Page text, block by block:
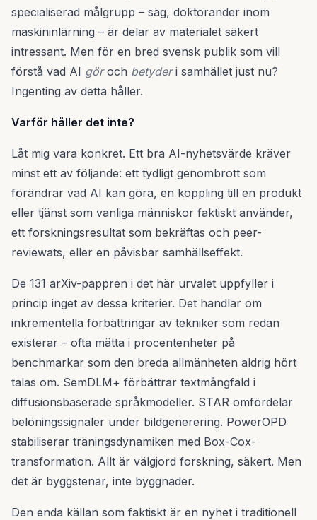
specialiserad målgrupp – säg, doktorander inom
maskininlärning – är delar av materialet säkert
intressant. Men för en bred svensk publik som vill
förstå vad AI göroch betyderi samhället just nu?
Ingenting av detta håller.
Varför håller det inte?
Låt mig vara konkret. Ett bra AI-nyhetsvärde kräver
minst ett av följande: ett tydligt genombrott som
förändrar vad AI kan göra, en koppling till en produkt
eller tjänst som vanliga människor faktiskt använder,
ett forskningsresultat som bekräftas och peer-
reviewats, eller en påvisbar samhällseffekt.
De 131 arXiv-pappren i det här urvalet uppfyller i
princip inget av dessa kriterier. Det handlar om
inkrementella förbättringar av tekniker som redan
existerar – ofta mätta i procentenheter på
benchmarkar som den breda allmänheten aldrig hört
talas om. SemDLM+ förbättrar textmångfald i
diffusionsbaserade språkmodeller. STAR omfördelar
belöningssignaler under bildgenerering. PowerOPD
stabiliserar träningsdynamiken med Box-Cox-
transformation. Allt är välgjord forskning, säkert. Men
det är byggstenar, inte byggnader.
Den enda källan som faktiskt är en nyhet i traditionell